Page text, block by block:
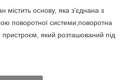
містить основу, яка з'єднана з
поворотної системи;поворотна
який розташований під